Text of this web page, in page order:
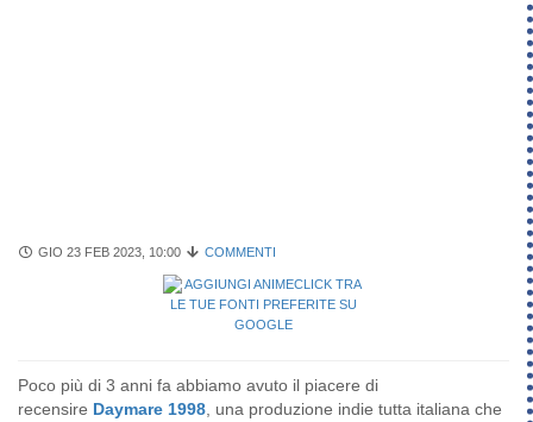
GIO 23 FEB 2023, 10:00 COMMENTI
Poco più di 3 anni fa abbiamo avuto il piacere di
recensire Daymare 1998 , una produzione indie tutta italiana che